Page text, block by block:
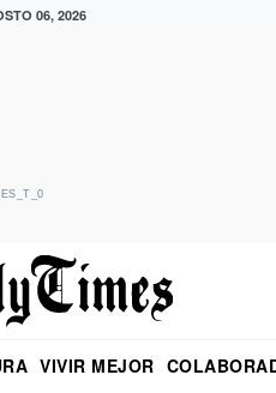
06, 2026
VIVIR MEJOR